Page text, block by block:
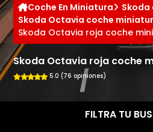
Coche En Miniatura
Skoda Octavia coche
Skoda Octavia roja coche
Skoda Octavia roja coche
5.0 (76 opiniones)
FILTRA TU